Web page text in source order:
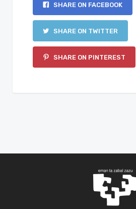
SHARE ON FACEBOOK
SHARE ON TWITTER
SHARE ON PINTEREST